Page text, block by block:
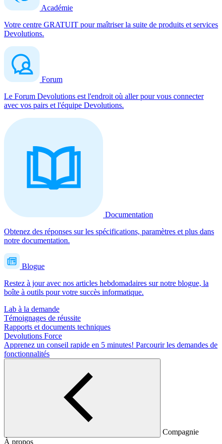
Académie
Votre centre GRATUIT pour maîtriser la suite de produits et services
Devolutions.
Forum
Le Forum Devolutions est l'endroit où aller pour vous connecter
avec vos pairs et l'équipe Devolutions.
Documentation
Obtenez des réponses sur les spécifications, paramètres et plus dans
notre documentation.
Blogue
Restez à jour avec nos articles hebdomadaires sur notre blogue, la
boîte à outils pour votre succès informatique.
Lab à la demande
Témoignages de réussite
Rapports et documents techniques
Devolutions Force
Apprenez un conseil rapide en 5 minutes! Parcourir les demandes de
fonctionnalités
Compagnie
À propos